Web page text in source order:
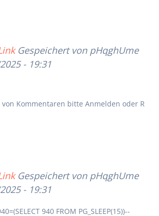
Gespeichert von pHqghUme
- 19:31
von Kommentaren bitte Anmelden oder R
Gespeichert von pHqghUme
- 19:31
940 FROM PG_SLEEP(15))--